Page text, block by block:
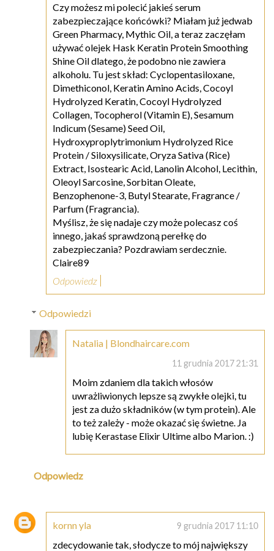
Czy możesz mi polecić jakieś serum
zabezpieczające końcówki? Miałam już jedwab
Green Pharmacy, Mythic Oil, a teraz zaczęłam
używać olejek Hask Keratin Protein Smoothing
Shine Oil dlatego, że podobno nie zawiera
alkoholu. Tu jest skład: Cyclopentasiloxane,
Dimethiconol, Keratin Amino Acids, Cocoyl
Hydrolyzed Keratin, Cocoyl Hydrolyzed
Collagen, Tocopherol (Vitamin E), Sesamum
Indicum (Sesame) Seed Oil,
Hydroxyproplytrimonium Hydrolyzed Rice
Protein / Siloxysilicate, Oryza Sativa (Rice)
Extract, Isostearic Acid, Lanolin Alcohol, Lecithin,
Oleoyl Sarcosine, Sorbitan Oleate,
Benzophenone-3, Butyl Stearate, Fragrance /
Parfum (Fragrancia).
Myślisz, że się nadaje czy może polecasz coś
innego, jakaś sprawdzoną perełkę do
zabezpieczania? Pozdrawiam serdecznie.
Claire89
Odpowiedz
Odpowiedzi
Natalia | Blondhaircare.com
11 grudnia 2017 21:31
Moim zdaniem dla takich włosów
uwrażliwionych lepsze są zwykłe olejki, tu
jest za dużo składników (w tym protein). Ale
to też zależy - może okazać się świetne. Ja
lubię Kerastase Elixir Ultime albo Marion. :)
Odpowiedz
kornn yla 9 grudnia 2017 11:10
zdecydowanie tak, słodycze to mój największy